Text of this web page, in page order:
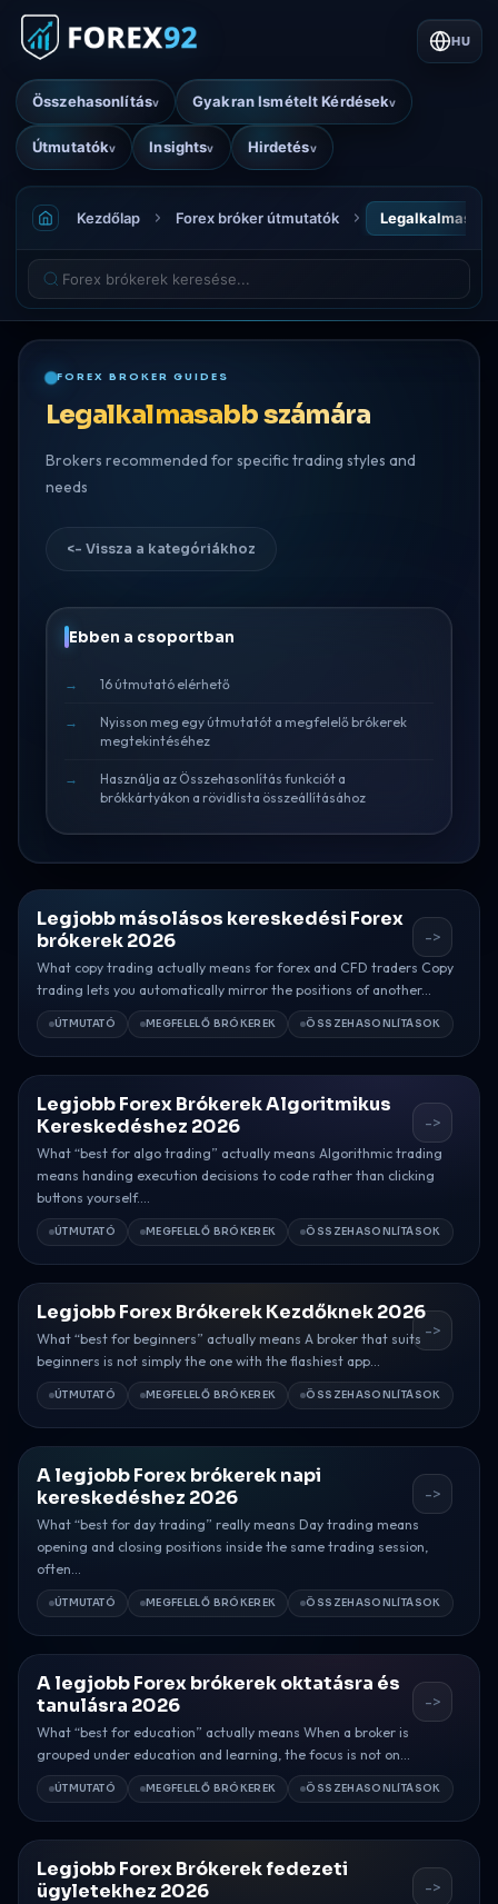
Összehasonlításv Gyakran Ismételt Kérdésekv
Útmutatókv Insightsv Hirdetésv
HU
Kezdőlap Forex bróker útmutatók
FOREX BROKER GUIDES
Legalkalmasabb számára
Brokers recommended for specific trading styles and
needs
<- Vissza a kategóriákhoz
Ebben a csoportban
16 útmutató elérhető
Nyisson meg egy útmutatót a megfelelő brókerek
megtekintéséhez
Használja az Összehasonlítás funkciót a
brókkártyákon a rövidlista összeállításához
Legjobb másolásos kereskedési Forex
brókerek 2026
What copy trading actually means for forex and CFD traders Copy
trading lets you automatically mirror the positions of another...
ÚTMUTATÓ MEGFELELŐ BRÓKEREK ÖSSZEHASONLÍTÁSOK
->
Legjobb Forex Brókerek Algoritmikus
Kereskedéshez 2026
What “best for algo trading” actually means Algorithmic trading
means handing execution decisions to code rather than clicking
buttons yourself....
ÚTMUTATÓ MEGFELELŐ BRÓKEREK ÖSSZEHASONLÍTÁSOK
->
Legjobb Forex Brókerek Kezdőknek 2026
What “best for beginners” actually means A broker that suits
beginners is not simply the one with the flashiest app...
ÚTMUTATÓ MEGFELELŐ BRÓKEREK ÖSSZEHASONLÍTÁSOK
->
A legjobb Forex brókerek napi
kereskedéshez 2026
What “best for day trading” really means Day trading means
opening and closing positions inside the same trading session,
often...
ÚTMUTATÓ MEGFELELŐ BRÓKEREK ÖSSZEHASONLÍTÁSOK
->
A legjobb Forex brókerek oktatásra és
tanulásra 2026
What “best for education” actually means When a broker is
grouped under education and learning, the focus is not on...
ÚTMUTATÓ MEGFELELŐ BRÓKEREK ÖSSZEHASONLÍTÁSOK
->
Legjobb Forex Brókerek fedezeti
ügyletekhez 2026
->